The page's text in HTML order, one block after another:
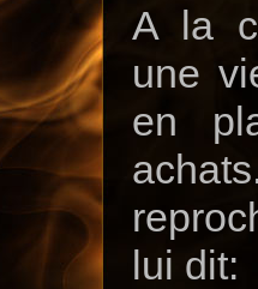
A la
une
en
lui dit: